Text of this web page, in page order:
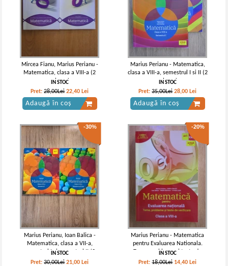
Mircea Fianu, Marius Perianu -
Matematica, clasa a VIII-a (2
volume)
IN STOC
Pret:28,00Lei 22,40 Lei
Adaugă în coș
Marius Perianu - Matematica,
clasa a VIII-a, semestrul I si II (2
volume)
IN STOC
Pret:35,00Lei 28,00 Lei
Adaugă în coș
-30%
Marius Perianu, Ioan Balica -
Matematica, clasa a VII-a,
semestrul I si semestrul II (2
volume)
IN STOC
Pret:30,00Lei 21,00 Lei
-20%
Marius Perianu - Matematica
pentru Evaluarea Nationala.
Teme, probleme si teste de
evaluare, clasa a VIII-a
IN STOC
Pret:18,00Lei 14,40 Lei